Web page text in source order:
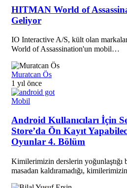
HITMAN World of
Geliyor
IO Interactive A/S, kült olan
World of Assassination'un mobil…
Muratcan Ös
1 yıl önce
Mobil
Android Kullanıcıları İçin
Store’da Ön Kayıt
Oyunlar 4. Bölüm
Kimilerimizin derslerin yoğunlaştığı
masadan kaldıramadığı,